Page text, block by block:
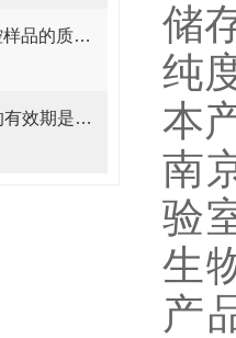
6000IU/ml类风湿因子质控样品的质控范围是多少呢？
总胆汁酸(TBA)质控样品的有效期是多久呢？
储
纯
本
南
验
生
产